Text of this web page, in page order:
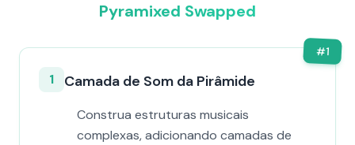
Pyramixed Swapped
#1
1 Camada de Som da Pirâmide
Construa estruturas musicais
complexas, adicionando camadas de